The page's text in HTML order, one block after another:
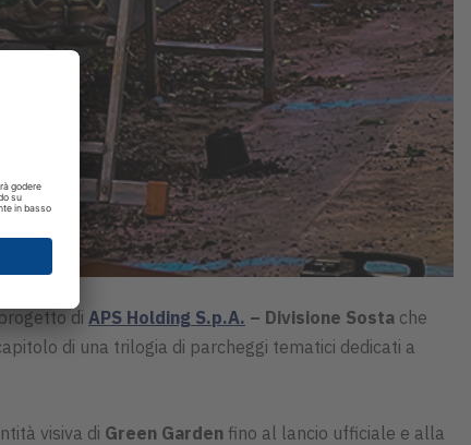
di APS Holding S.p.A. – Divisione Sosta che
di una trilogia di parcheggi tematici dedicati a
visiva di Green Garden fino al lancio ufficiale e alla